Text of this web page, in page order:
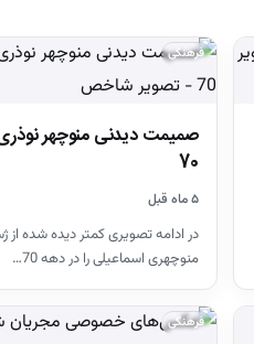
فرهنگی
صمیمت دیدنی منوچهر
70
۵ ماه قبل
در ادامه تصویری کمتر دیده شده
منوچهری اسماعیلی را در دهه 70…
فرهنگی